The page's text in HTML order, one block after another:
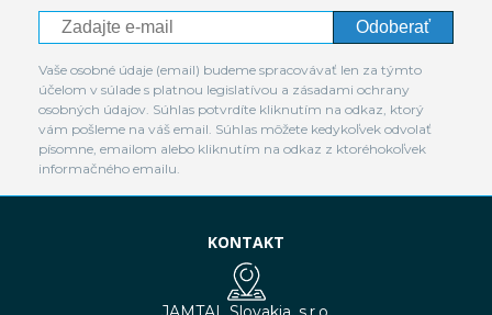
Odoberať
Vaše osobné údaje (email) budeme spracovávať len za týmto
účelom v súlade s platnou legislatívou a zásadami ochrany
osobných údajov. Súhlas potvrdíte kliknutím na odkaz, ktorý
vám pošleme na váš email. Súhlas môžete kedykoľvek odvolať
písomne, emailom alebo kliknutím na odkaz z ktoréhokoľvek
informačného emailu.
KONTAKT